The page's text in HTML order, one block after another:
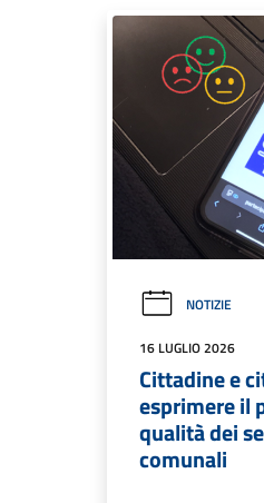
NOTIZIE
16 LUGLIO 2026
Cittadine e
esprimere il
qualità dei
comunali